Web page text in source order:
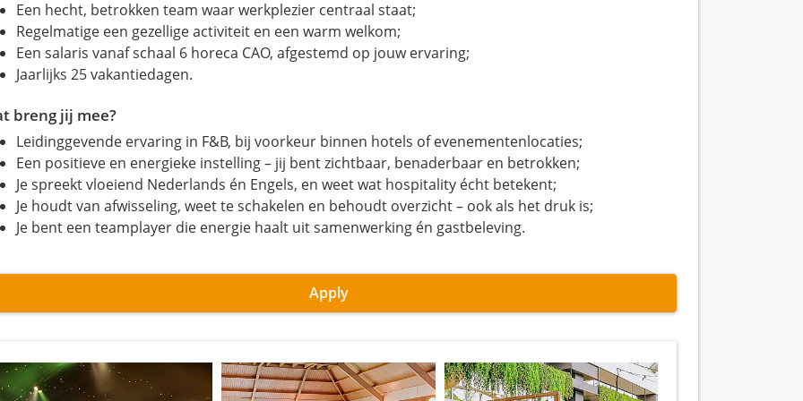
Een hecht, betrokken team waar werkplezier centraal staat;
Regelmatige een gezellige activiteit en een warm welkom;
Een salaris vanaf schaal 6 horeca CAO, afgestemd op jouw ervaring;
Jaarlijks 25 vakantiedagen.
breng jij mee?
Leidinggevende ervaring in F&B, bij voorkeur binnen hotels of evenementenlocaties;
Een positieve en energieke instelling – jij bent zichtbaar, benaderbaar en betrokken;
Je spreekt vloeiend Nederlands én Engels, en weet wat hospitality écht betekent;
Je houdt van afwisseling, weet te schakelen en behoudt overzicht – ook als het druk is;
Je bent een teamplayer die energie haalt uit samenwerking én gastbeleving.
Apply